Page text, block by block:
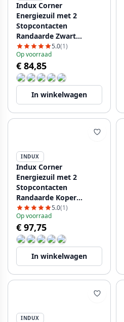
Indux Corner
Еnergiezuil met 2
Stopcontacten
Randaarde Zwart
12089706425.0(1)
Op voorraad
€ 84,85
In winkelwagen
INDUX
Indux Corner
Еnergiezuil met 2
Stopcontacten
Randaarde Koper
12089722795.0(1)
Op voorraad
€ 97,75
In winkelwagen
INDUX